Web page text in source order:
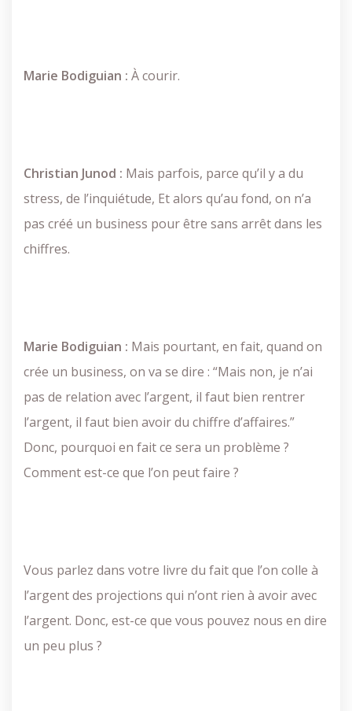
Marie Bodiguian : À courir.
Christian Junod : Mais parfois, parce qu’il y a du
stress, de l’inquiétude, Et alors qu’au fond, on n’a
pas créé un business pour être sans arrêt dans les
chiffres.
Marie Bodiguian : Mais pourtant, en fait, quand on
crée un business, on va se dire : “Mais non, je n’ai
pas de relation avec l’argent, il faut bien rentrer
l’argent, il faut bien avoir du chiffre d’affaires.”
Donc, pourquoi en fait ce sera un problème ?
Comment est-ce que l’on peut faire ?
Vous parlez dans votre livre du fait que l’on colle à
l’argent des projections qui n’ont rien à avoir avec
l’argent. Donc, est-ce que vous pouvez nous en dire
un peu plus ?